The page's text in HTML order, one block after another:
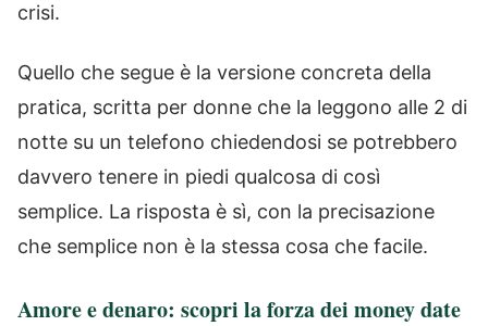
crisi.
Quello che segue è la versione concreta della
pratica, scritta per donne che la leggono alle 2 di
notte su un telefono chiedendosi se potrebbero
davvero tenere in piedi qualcosa di così
semplice. La risposta è sì, con la precisazione
che semplice non è la stessa cosa che facile.
Amore e denaro: scopri la forza dei money date